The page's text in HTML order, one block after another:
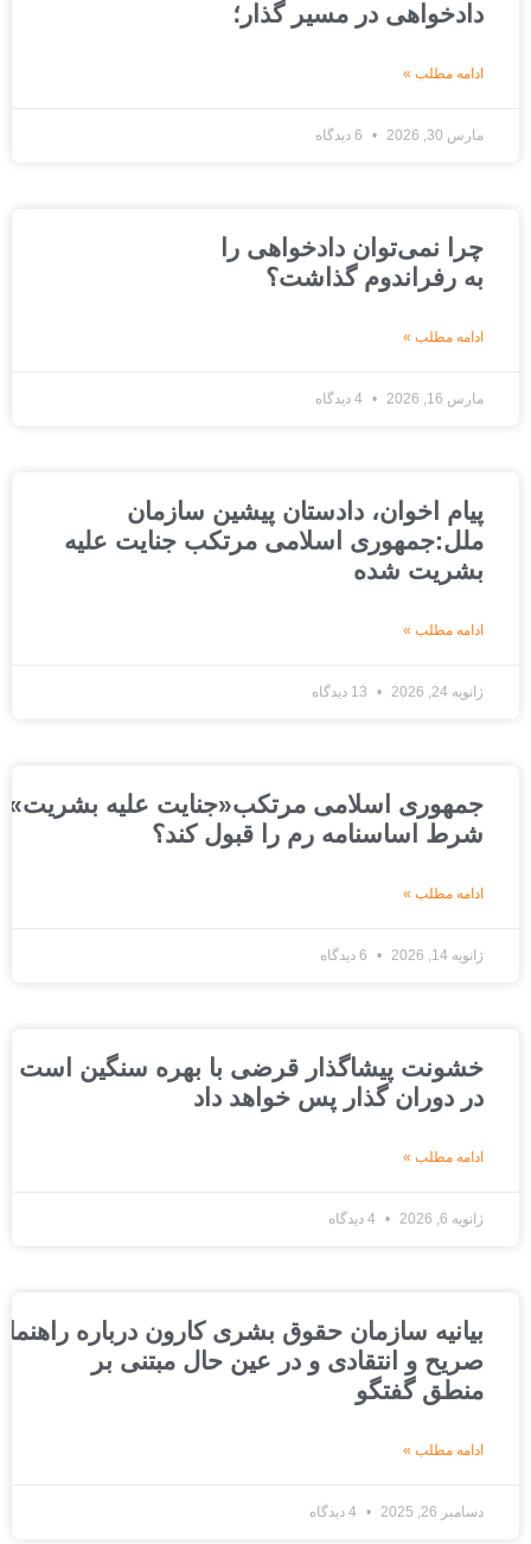
دادخواهی در مسیر گذار؛
ادامه مطلب »
مارس 30, 2026 6 دیدگاه
چرا نمی‌توان دادخواهی را
به رفراندوم گذاشت؟
ادامه مطلب »
مارس 16, 2026 4 دیدگاه
پیام اخوان، دادستان پیشین سازمان
ملل:جمهوری اسلامی مرتکب جنایت علیه
بشریت شده
ادامه مطلب »
ژانویه 24, 2026 13 دیدگاه
جمهوری اسلامی مرتکب«جنایت علیه بشریت»شده
شرط اساسنامه رم را قبول کند؟
ادامه مطلب »
ژانویه 14, 2026 6 دیدگاه
خشونت پیشاگذار قرضی با بهره سنگین است که
در دوران گذار پس خواهد داد
ادامه مطلب »
ژانویه 6, 2026 4 دیدگاه
بیانیه سازمان حقوق بشری کارون درباره راهنمای
صریح و انتقادی و در عین حال مبتنی بر
منطق گفتگو
ادامه مطلب »
دسامبر 26, 2025 4 دیدگاه